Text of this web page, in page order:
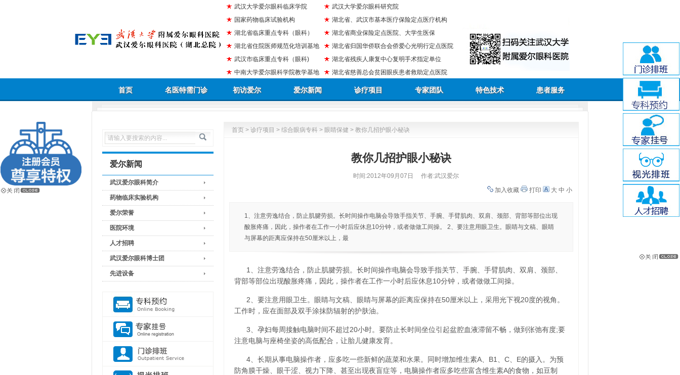
武汉大学爱尔眼科临床学院
国家药物临床试验机构
湖北省临床重点专科（眼科）
湖北省住院医师规范化培训基地
武汉市临床重点专科（眼科)
中南大学爱尔眼科学院教学基地
武汉大学爱尔眼科研究院
湖北省、武汉市基本医疗保险定点医疗机构
湖北省商业保险定点医院、大学生医保
湖北省归国华侨联合会侨爱心光明行定点医院
湖北省残疾人康复中心复明手术指定单位
湖北省慈善总会贫困眼疾患者救助定点医院
首页 名医特需门诊 初访爱尔 爱尔新闻 诊疗项目 专家团队 特色技术 患者服务
爱尔新闻
武汉爱尔眼科简介
药物临床实验机构
爱尔荣誉
医院环境
人才招聘
武汉爱尔眼科博士团
先进设备
首页 > 诊疗项目 > 综合眼病专科 > 眼睛保健 > 教你几招护眼小秘诀
教你几招护眼小秘诀
时间:2012年09月07日
作者:武汉爱尔
加入收藏
打印 大 中 小
1、注意劳逸结合，防止肌腱劳损。长时间操作电脑会导致手指关节、手腕、手臂肌肉、双肩、颈部、背部等部位出现
酸胀疼痛，因此，操作者在工作一小时后应休息10分钟，或者做做工间操。 2、要注意用眼卫生。眼睛与文稿、眼睛
与屏幕的距离应保持在50厘米以上，最
1、注意劳逸结合，防止肌腱劳损。长时间操作电脑会导致手指关节、手腕、手臂肌肉、双肩、颈部、
背部等部位出现酸胀疼痛，因此，操作者在工作一小时后应休息10分钟，或者做做工间操。
2、要注意用眼卫生。眼睛与文稿、眼睛与屏幕的距离应保持在50厘米以上，采用光下视20度的视角。
工作时，应在面部及双手涂抹防辐射的护肤油。
3、孕妇每周接触电脑时间不超过20小时。要防止长时间坐位引起盆腔血液滞留不畅，做到张弛有度;要
注意电脑与座椅坐姿的高低配合，让胎儿健康发育。
4、长期从事电脑操作者，应多吃一些新鲜的蔬菜和水果。同时增加维生素A、B1、C、E的摄入。为预
防角膜干燥、眼干涩、视力下降、甚至出现夜盲症等，电脑操作者应多吃些富含维生素A的食物，如豆制